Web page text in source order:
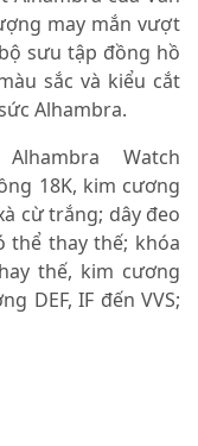
may mắn vượt
sưu tập đồng hồ
sắc và kiểu cắt
Alhambra.
Watch
18K, kim cương
cừ trắng; dây đeo
thể thay thế; khóa
thế, kim cương
DEF, IF đến VVS;